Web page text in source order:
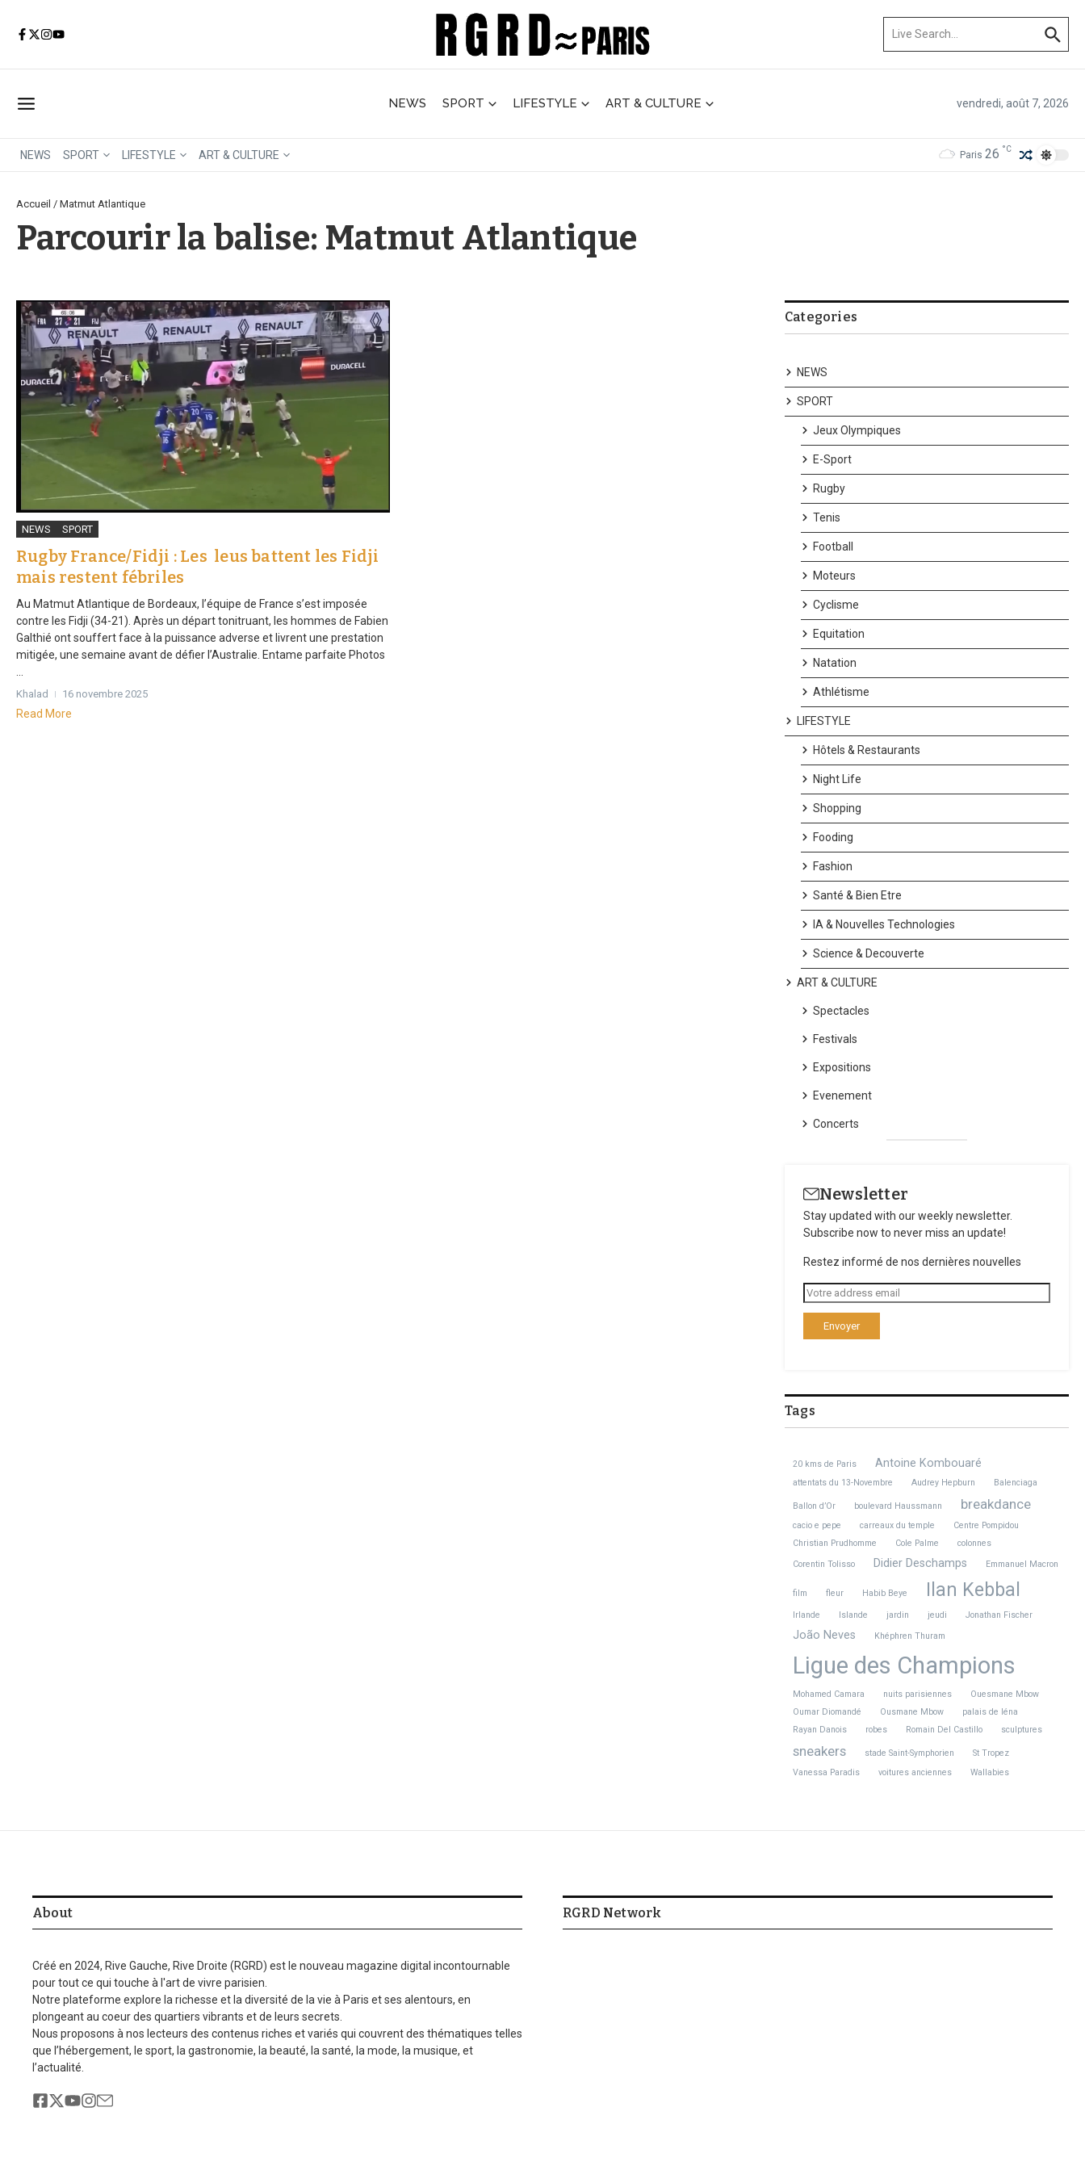
NEWS SPORT LIFESTYLE ART & CULTURE vendredi, août 7, 2026
NEWS SPORT LIFESTYLE ART & CULTURE Paris 26 °C
Accueil / Matmut Atlantique
Parcourir la balise: Matmut Atlantique
NEWS SPORT
Rugby France/Fidji : Les leus battent les Fidji
mais restent fébriles
Au Matmut Atlantique de Bordeaux, l’équipe de France s’est imposée
contre les Fidji (34-21). Après un départ tonitruant, les hommes de Fabien
Galthié ont souffert face à la puissance adverse et livrent une prestation
mitigée, une semaine avant de défier l’Australie. Entame parfaite Photos
Khalad 16 novembre 2025
Read More
Categories
NEWS
SPORT
Jeux Olympiques
E-Sport
Rugby
Tenis
Football
Moteurs
Cyclisme
Equitation
Natation
Athlétisme
LIFESTYLE
Hôtels & Restaurants
Night Life
Shopping
Fooding
Fashion
Santé & Bien Etre
IA & Nouvelles Technologies
Science & Decouverte
ART & CULTURE
Spectacles
Festivals
Expositions
Evenement
Concerts
Newsletter
Stay updated with our weekly newsletter.
Subscribe now to never miss an update!
Restez informé de nos dernières nouvelles
Tags
20 kms de Paris Antoine Kombouaré
attentats du 13-Novembre Audrey Hepburn Balenciaga
Ballon d’Or boulevard Haussmann breakdance
cacio e pepe carreaux du temple
Centre Pompidou
Christian Prudhomme
Cole Palme
colonnes
Corentin Tolisso
Didier Deschamps Emmanuel Macron
film fleur Habib Beye Ilan Kebbal
Irlande Islande jardin jeudi Jonathan Fischer
João Neves Khéphren Thuram
Ligue des Champions
Mohamed Camara nuits parisiennes
Ouesmane Mbow
Oumar Diomandé
Ousmane Mbow
palais de Iéna
Rayan Danois
robes Romain Del Castillo sculptures
sneakers stade Saint-Symphorien
St Tropez
Vanessa Paradis
voitures anciennes Wallabies
About
Créé en 2024, Rive Gauche, Rive Droite (RGRD) est le nouveau magazine digital incontournable
pour tout ce qui touche à l'art de vivre parisien.
Notre plateforme explore la richesse et la diversité de la vie à Paris et ses alentours, en
plongeant au coeur des quartiers vibrants et de leurs secrets.
Nous proposons à nos lecteurs des contenus riches et variés qui couvrent des thématiques telles
que l’hébergement, le sport, la gastronomie, la beauté, la santé, la mode, la musique, et
l’actualité.
RGRD Network